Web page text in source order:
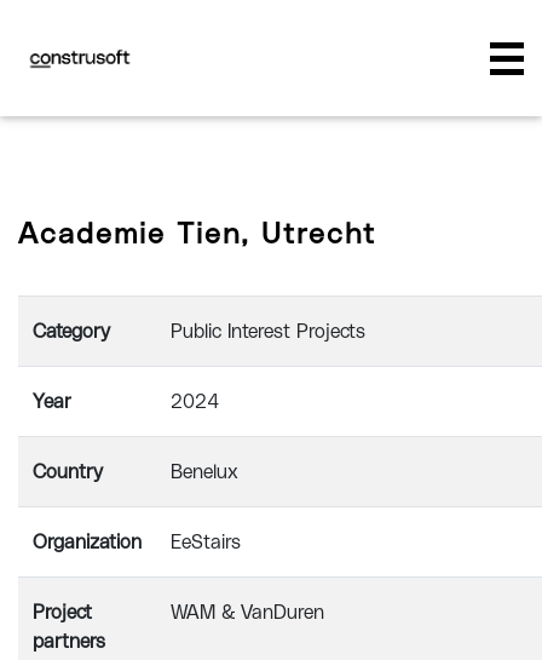
Academie Tien, Utrecht
Category Public Interest Projects
Year 2024
Country Benelux
Organization EeStairs
Project
partners
WAM & VanDuren